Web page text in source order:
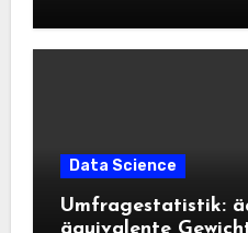
Data Science
Umfragestatistik: